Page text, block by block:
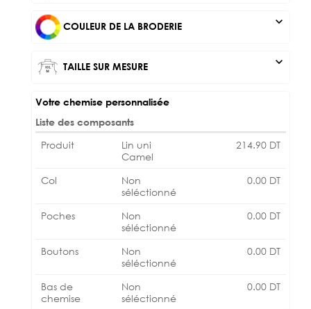
COULEUR DE LA BRODERIE expand_more
TAILLE SUR MESURE expand_more
Votre chemise personnalisée
Liste des composants
Produit
Lin uni
Camel
214.90 DT
Col
Non
séléctionné
0.00 DT
Poches
Non
séléctionné
0.00 DT
Boutons
Non
séléctionné
0.00 DT
Bas de
chemise
Non
séléctionné
0.00 DT